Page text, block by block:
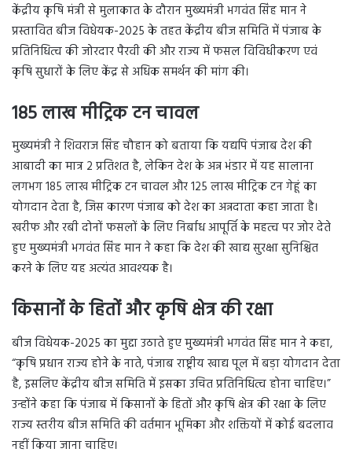
केंद्रीय कृषि मंत्री से मुलाकात के दौरान मुख्यमंत्री भगवंत सिंह मान ने
प्रस्तावित बीज विधेयक-2025 के तहत केंद्रीय बीज समिति में पंजाब के
प्रतिनिधित्व की जोरदार पैरवी की और राज्य में फसल विविधीकरण एवं
कृषि सुधारों के लिए केंद्र से अधिक समर्थन की मांग की।
185 लाख मीट्रिक टन चावल
मुख्यमंत्री ने शिवराज सिंह चौहान को बताया कि यद्यपि पंजाब देश की
आबादी का मात्र 2 प्रतिशत है, लेकिन देश के अन्न भंडार में यह सालाना
लगभग 185 लाख मीट्रिक टन चावल और 125 लाख मीट्रिक टन गेहूं का
योगदान देता है, जिस कारण पंजाब को देश का अन्नदाता कहा जाता है।
खरीफ और रबी दोनों फसलों के लिए निर्बाध आपूर्ति के महत्व पर जोर देते
हुए मुख्यमंत्री भगवंत सिंह मान ने कहा कि देश की खाद्य सुरक्षा सुनिश्चित
करने के लिए यह अत्यंत आवश्यक है।
किसानों के हितों और कृषि क्षेत्र की रक्षा
बीज विधेयक-2025 का मुद्दा उठाते हुए मुख्यमंत्री भगवंत सिंह मान ने कहा,
“कृषि प्रधान राज्य होने के नाते, पंजाब राष्ट्रीय खाद्य पूल में बड़ा योगदान देता
है, इसलिए केंद्रीय बीज समिति में इसका उचित प्रतिनिधित्व होना चाहिए।”
उन्होंने कहा कि पंजाब में किसानों के हितों और कृषि क्षेत्र की रक्षा के लिए
राज्य स्तरीय बीज समिति की वर्तमान भूमिका और शक्तियों में कोई बदलाव
नहीं किया जाना चाहिए।